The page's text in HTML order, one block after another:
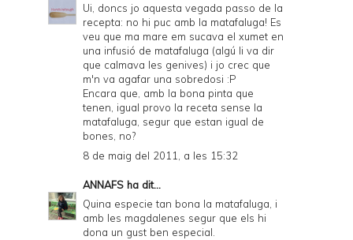
Ui, doncs jo aquesta vegada passo de la
recepta: no hi puc amb la matafaluga! Es
veu que ma mare em sucava el xumet en
una infusió de matafaluga (algú li va dir
que calmava les genives) i jo crec que
m'n va agafar una sobredosi :P
Encara que, amb la bona pinta que
tenen, igual provo la receta sense la
matafaluga, segur que estan igual de
bones, no?
8 de maig del 2011, a les 15:32
ANNAFS ha dit...
Quina especie tan bona la matafaluga, i
amb les magdalenes segur que els hi
dona un gust ben especial.